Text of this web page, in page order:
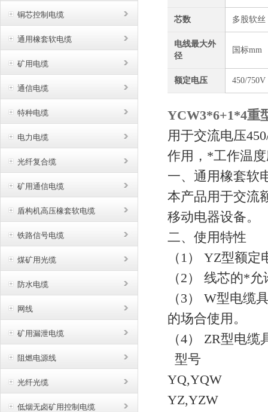
铜芯控制电缆
通用橡套软电缆
矿用电缆
通信电缆
特种电缆
电力电缆
光纤复合缆
矿用通信电缆
盾构机高压橡套软电缆
铁路信号电缆
煤矿用光缆
防水电缆
网线
矿用漏泄电缆
阻燃电源线
光纤光缆
低烟无卤矿用控制电缆
芯数 多股软丝
电线最大外
径
国标mm
额定电压 450/750V
YCW3*6+1*4重
用于交流电压
作用，*工作温
一、通用橡套软
本产品用于交流
移动电器设备。
二、使用特性
（1） YZ型额
（2） 线芯的*
（3） W型电缆
的场合使用。
（4） ZR型电
型号
YQ,YQW 轻
YZ,YZW 中